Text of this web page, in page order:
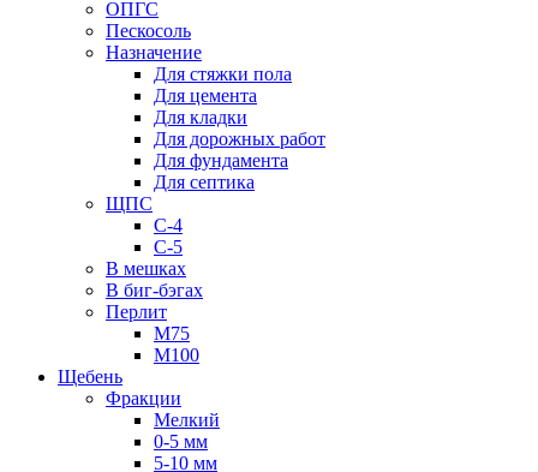
ОПГС
Пескосоль
Назначение
Для стяжки пола
Для цемента
Для кладки
Для дорожных работ
Для фундамента
Для септика
ЩПС
С-4
С-5
В мешках
В биг-бэгах
Перлит
М75
М100
Щебень
Фракции
Мелкий
0-5 мм
5-10 мм